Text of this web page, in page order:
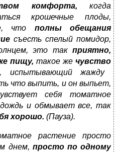
комфорта, когда
крошечные плоды,
что полны обещания
съесть спелый помидор,
это такприятно,
пищу, такое же чувство
испытывающий жажду
что выпить, и он выпьет,
себя томатное
и обмывает все, так
хорошо. (Пауза).
растение просто
днем, просто по одному